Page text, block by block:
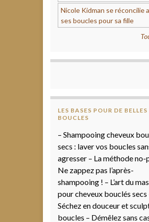
Nicole Kidman se réconcilie
ses boucles pour sa fille
LES BASES POUR DE BELLES
BOUCLES
– Shampooing cheveux
secs : laver vos boucles
agresser – La méthode no-
Ne zappez pas l’après-
shampooing ! – L’art du
pour cheveux bouclés secs
Séchez en douceur et
boucles – Démêlez sans